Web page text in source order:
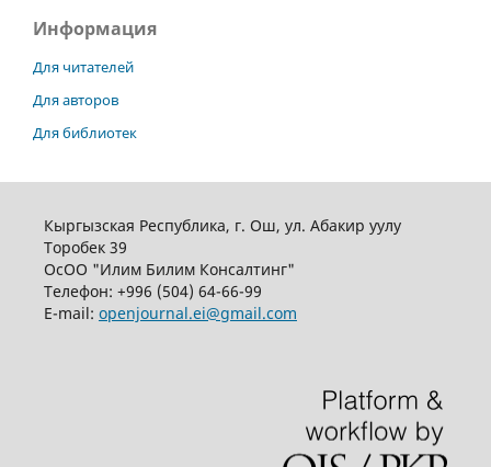
Информация
Для читателей
Для авторов
Для библиотек
Кыргызская Республика, г. Ош, ул. Абакир уулу
Торобек 39
ОсОО "Илим Билим Консалтинг"
Телефон: +996 (504) 64-66-99
E-mail: openjournal.ei@gmail.com